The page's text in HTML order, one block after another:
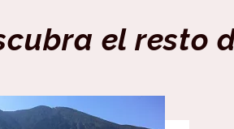
el resto